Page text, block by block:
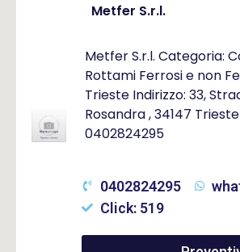
Metfer S.r.l.
Metfer S.r.l. Categoria:
Rottami Ferrosi e non
Trieste Indirizzo: 33,
Rosandra , 34147 Trieste
0402824295
0402824295
Click: 519